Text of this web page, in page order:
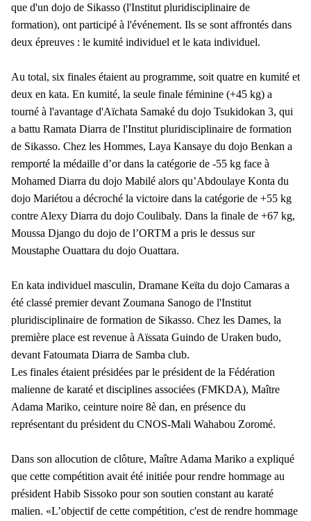
que d'un dojo de Sikasso (l'Institut pluridisciplinaire de
formation), ont participé à l'événement. Ils se sont affrontés dans
deux épreuves : le kumité individuel et le kata individuel.
Au total, six finales étaient au programme, soit quatre en kumité et
deux en kata. En kumité, la seule finale féminine (+45 kg) a
tourné à l'avantage d'Aïchata Samaké du dojo Tsukidokan 3, qui
a battu Ramata Diarra de l'Institut pluridisciplinaire de formation
de Sikasso. Chez les Hommes, Laya Kansaye du dojo Benkan a
remporté la médaille d’or dans la catégorie de -55 kg face à
Mohamed Diarra du dojo Mabilé alors qu’Abdoulaye Konta du
dojo Mariétou a décroché la victoire dans la catégorie de +55 kg
contre Alexy Diarra du dojo Coulibaly. Dans la finale de +67 kg,
Moussa Django du dojo de l’ORTM a pris le dessus sur
Moustaphe Ouattara du dojo Ouattara.
En kata individuel masculin, Dramane Keïta du dojo Camaras a
été classé premier devant Zoumana Sanogo de l'Institut
pluridisciplinaire de formation de Sikasso. Chez les Dames, la
première place est revenue à Aïssata Guindo de Uraken budo,
devant Fatoumata Diarra de Samba club.
Les finales étaient présidées par le président de la Fédération
malienne de karaté et disciplines associées (FMKDA), Maître
Adama Mariko, ceinture noire 8è dan, en présence du
représentant du président du CNOS-Mali Wahabou Zoromé.
Dans son allocution de clôture, Maître Adama Mariko a expliqué
que cette compétition avait été initiée pour rendre hommage au
président Habib Sissoko pour son soutien constant au karaté
malien. «L’objectif de cette compétition, c'est de rendre hommage